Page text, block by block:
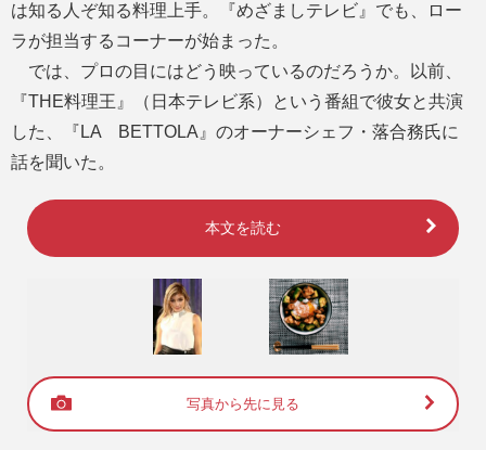
は知る人ぞ知る料理上手。『めざましテレビ』でも、ロー
ラが担当するコーナーが始まった。
では、プロの目にはどう映っているのだろうか。以前、
『THE料理王』（日本テレビ系）という番組で彼女と共演
した、『LA BETTOLA』のオーナーシェフ・落合務氏に
話を聞いた。
本文を読む
写真から先に見る